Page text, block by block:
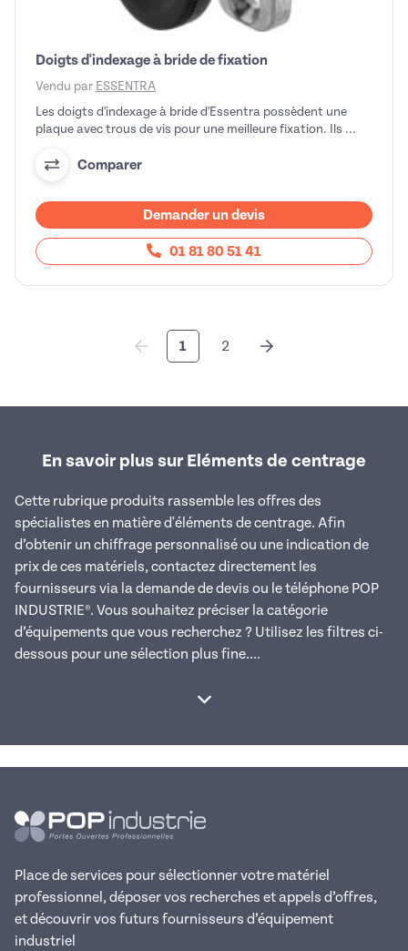
Doigts d'indexage à bride de fixation
Vendu par ESSENTRA
Les doigts d'indexage à bride d'Essentra possèdent une
plaque avec trous de vis pour une meilleure fixation. Ils ...
Comparer
Demander un devis
01 81 80 51 41
1 2
En savoir plus sur Eléments de centrage
Cette rubrique produits rassemble les offres des
spécialistes en matière d'éléments de centrage. Afin
d’obtenir un chiffrage personnalisé ou une indication de
prix de ces matériels, contactez directement les
fournisseurs via la demande de devis ou le téléphone POP
INDUSTRIE®. Vous souhaitez préciser la catégorie
d’équipements que vous recherchez ? Utilisez les filtres ci-
dessous pour une sélection plus fine....
Afficher la suite
Place de services pour sélectionner votre matériel
professionnel, déposer vos recherches et appels d’offres,
et découvrir vos futurs fournisseurs d’équipement
industriel